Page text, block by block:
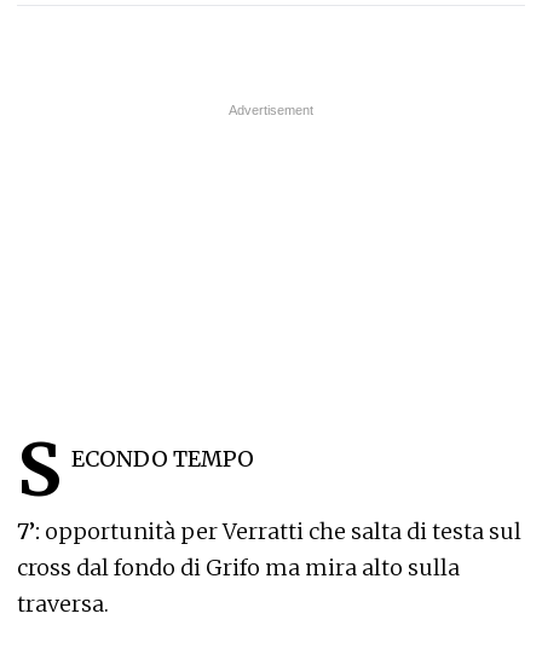
S ECONDO TEMPO
7’: opportunità per Verratti che salta di testa sul
cross dal fondo di Grifo ma mira alto sulla
traversa.